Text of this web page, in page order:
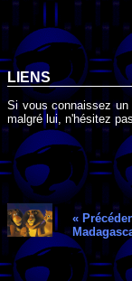
LIENS
Si vous connaissez
malgré lui, n'hésitez
«